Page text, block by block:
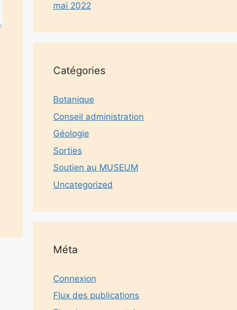
mai 2022
Catégories
Botanique
Conseil administration
Géologie
Sorties
Soutien au MUSEUM
Uncategorized
Méta
Connexion
Flux des publications